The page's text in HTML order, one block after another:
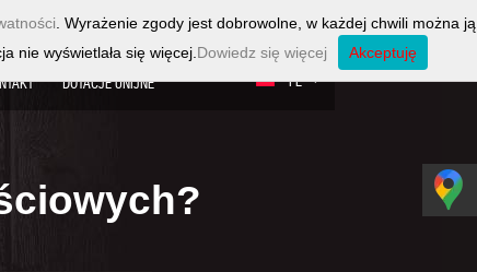
DOTACJE UNIJNE PL
. Wyrażenie zgody jest dobrowolne, w każdej chwili można ją
nie wyświetlała się więcej. Dowiedz się więcej Akceptuję